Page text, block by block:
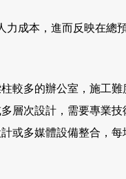
成本，進而反映在總預
較多的辦公室，施工難
層次設計，需要專業技
或多媒體設備整合，每